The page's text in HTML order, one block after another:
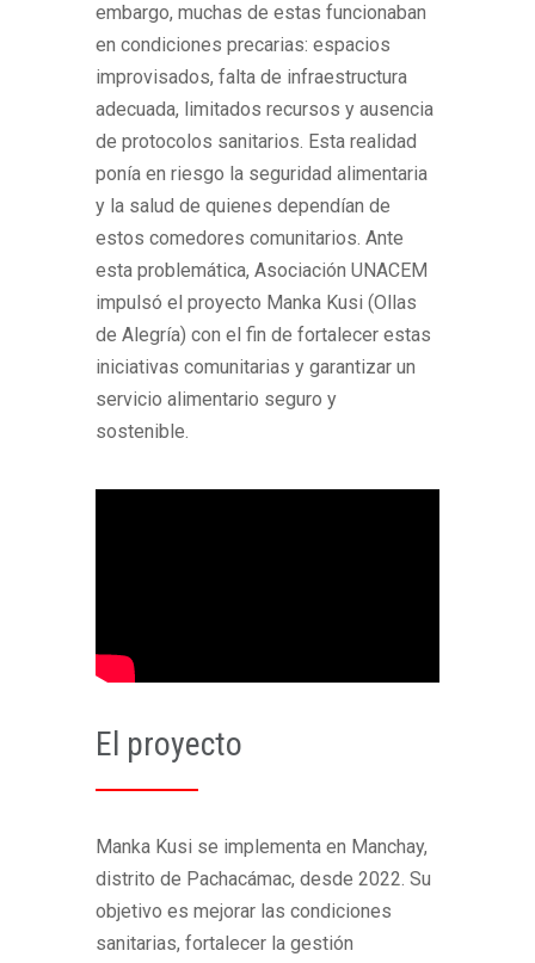
embargo, muchas de estas funcionaban
en condiciones precarias: espacios
improvisados, falta de infraestructura
adecuada, limitados recursos y ausencia
de protocolos sanitarios. Esta realidad
ponía en riesgo la seguridad alimentaria
y la salud de quienes dependían de
estos comedores comunitarios. Ante
esta problemática, Asociación UNACEM
impulsó el proyecto Manka Kusi (Ollas
de Alegría) con el fin de fortalecer estas
iniciativas comunitarias y garantizar un
servicio alimentario seguro y
sostenible.
El proyecto
Manka Kusi se implementa en Manchay,
distrito de Pachacámac, desde 2022. Su
objetivo es mejorar las condiciones
sanitarias, fortalecer la gestión